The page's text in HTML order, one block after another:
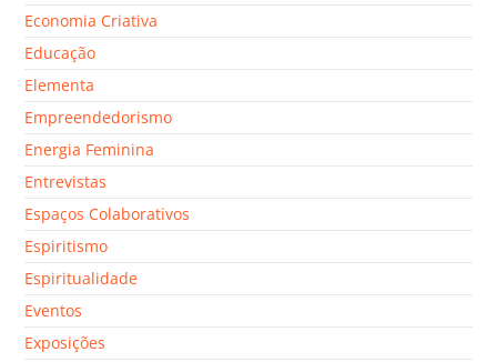
Economia Criativa
Educação
Elementa
Empreendedorismo
Energia Feminina
Entrevistas
Espaços Colaborativos
Espiritismo
Espiritualidade
Eventos
Exposições